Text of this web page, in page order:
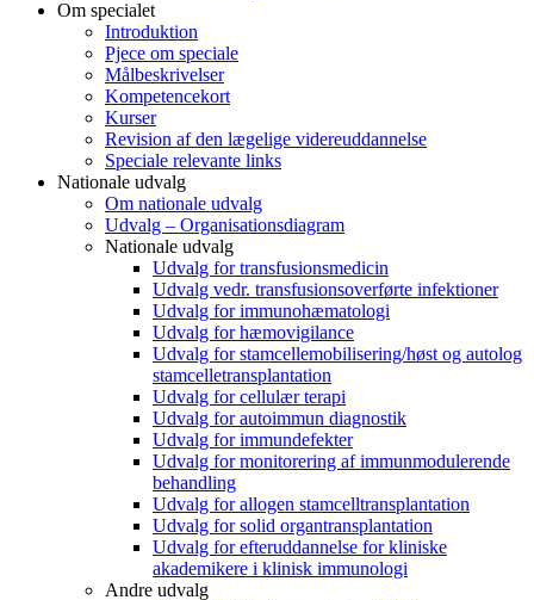
Om specialet
Introduktion
Pjece om speciale
Målbeskrivelser
Kompetencekort
Kurser
Revision af den lægelige videreuddannelse
Speciale relevante links
Nationale udvalg
Om nationale udvalg
Udvalg – Organisationsdiagram
Nationale udvalg
Udvalg for transfusionsmedicin
Udvalg vedr. transfusionsoverførte infektioner
Udvalg for immunohæmatologi
Udvalg for hæmovigilance
Udvalg for stamcellemobilisering/høst og autolog
stamcelletransplantation
Udvalg for cellulær terapi
Udvalg for autoimmun diagnostik
Udvalg for immundefekter
Udvalg for monitorering af immunmodulerende
behandling
Udvalg for allogen stamcelltransplantation
Udvalg for solid organtransplantation
Udvalg for efteruddannelse for kliniske
akademikere i klinisk immunologi
Andre udvalg